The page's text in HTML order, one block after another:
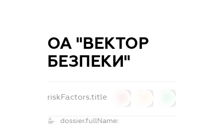
ОА "ВЕКТОР
БЕЗПЕКИ"
riskFactors.title
dossier.fullName: